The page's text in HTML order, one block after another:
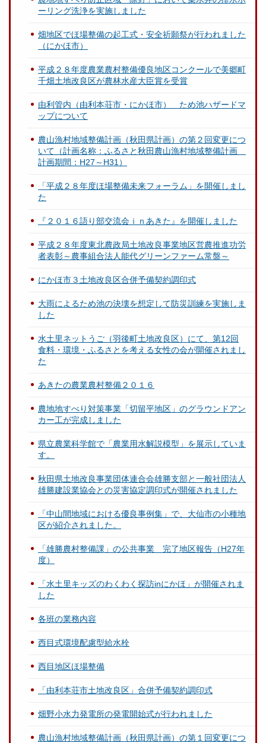
ーリング洗浄を実施しました
畑地区でほ場整備の起工式・安全祈願祭が行われました
（にかほ市）
平成２８年度農業農村整備優良地区コンクールで美郷町
千畑土地改良区が農林水産大臣賞を受賞
由利管内（由利本荘市・にかほ市） ため池ハザードマ
ップについて
農山漁村地域整備計画（秋田県計画）の第２回変更につ
いて（計画名称：ふるさと秋田農山漁村地域整備計画
計画期間：H27～H31）
「平成２８年度ほ場整備未来フォーラム」を開催しまし
た
『２０１６語り部交流会ｉｎあきた』を開催しました
平成２８年度東北農政局土地改良事業地区営農推進功労
者表彰～農事組合法人能代グリーンファーム常盤～
にかほ市３土地改良区合併予備契約調印式
大雨によるため池の決壊を想定して防災訓練を実施しま
した
水土里ネットうご（羽後町土地改良区）にて、第12回
食料・環境・ふるさとを考える女性の会が開催されまし
た
あきたの農業農村整備２０１６
農地地すべり対策事業「切留平地区」のグラウンドアン
カー工が完成しました
県立農業科学館で「農業用水解説模型」を展示していま
す。
秋田県土地改良事業団体連合会雄勝支部と一般社団法人
雄勝建設業協会との災害協定調印式が開催されました
「中山間地域における優良事例集」で、大仙市の小種地
区が紹介されました。
「雄勝農村整備課」の公共事業 完了地区報告（H27年
度）
「水土里キッズのわくわく探訪inにかほ」が開催されま
した
各班の業務内容
西目式環境配慮型給水栓
西目地区ほ場整備
「由利本荘市土地改良区」合併予備契約調印式
畑野小水力発電所の発電開始式が行われました
農山漁村地域整備計画（秋田県計画）の第１回変更につ